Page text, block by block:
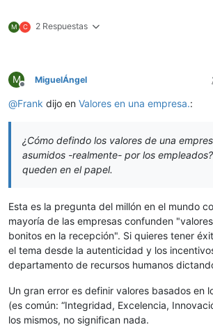
M C 2 Respuestas
M
Desconectado
MiguelÁngel
@Frank dijo en Valores en una empresa.:
¿Cómo defindo los valores de una
asumidos -realmente- por los
queden en el papel.
Esta es la pregunta del millón en el mundo
mayoría de las empresas confunden
bonitos en la recepción". Si quieres tener
el tema desde la autenticidad y los
departamento de recursos humanos
Un gran error es definir valores basados en
(es común: “Integridad, Excelencia,
los mismos, no significan nada.